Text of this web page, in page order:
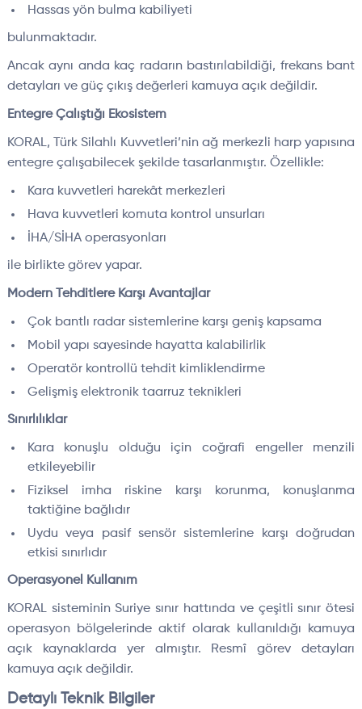
Hassas yön bulma kabiliyeti
bulunmaktadır.
Ancak aynı anda kaç radarın bastırılabildiği, frekans bant
detayları ve güç çıkış değerleri kamuya açık değildir.
Entegre Çalıştığı Ekosistem
KORAL, Türk Silahlı Kuvvetleri’nin ağ merkezli harp yapısına
entegre çalışabilecek şekilde tasarlanmıştır. Özellikle:
Kara kuvvetleri harekât merkezleri
Hava kuvvetleri komuta kontrol unsurları
İHA/SİHA operasyonları
ile birlikte görev yapar.
Modern Tehditlere Karşı Avantajlar
Çok bantlı radar sistemlerine karşı geniş kapsama
Mobil yapı sayesinde hayatta kalabilirlik
Operatör kontrollü tehdit kimliklendirme
Gelişmiş elektronik taarruz teknikleri
Sınırlılıklar
Kara konuşlu olduğu için coğrafi engeller menzili
etkileyebilir
Fiziksel imha riskine karşı korunma, konuşlanma
taktiğine bağlıdır
Uydu veya pasif sensör sistemlerine karşı doğrudan
etkisi sınırlıdır
Operasyonel Kullanım
KORAL sisteminin Suriye sınır hattında ve çeşitli sınır ötesi
operasyon bölgelerinde aktif olarak kullanıldığı kamuya
açık kaynaklarda yer almıştır. Resmî görev detayları
kamuya açık değildir.
Detaylı Teknik Bilgiler